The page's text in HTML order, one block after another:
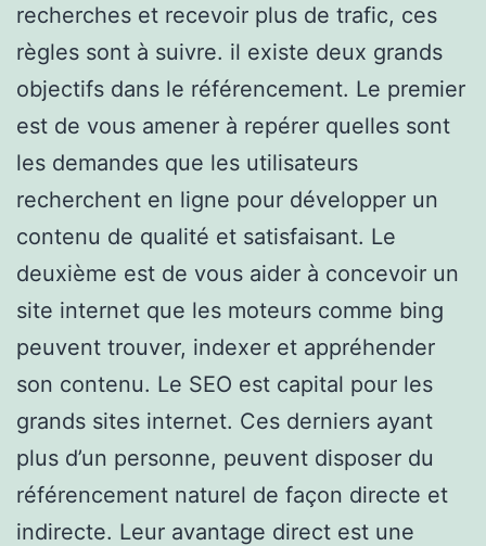
recherches et recevoir plus de trafic, ces
règles sont à suivre. il existe deux grands
objectifs dans le référencement. Le premier
est de vous amener à repérer quelles sont
les demandes que les utilisateurs
recherchent en ligne pour développer un
contenu de qualité et satisfaisant. Le
deuxième est de vous aider à concevoir un
site internet que les moteurs comme bing
peuvent trouver, indexer et appréhender
son contenu. Le SEO est capital pour les
grands sites internet. Ces derniers ayant
plus d’un personne, peuvent disposer du
référencement naturel de façon directe et
indirecte. Leur avantage direct est une